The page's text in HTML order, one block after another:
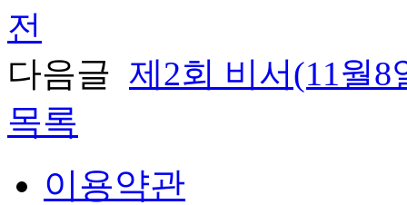
전
다음글 제2회 비서(11월
목록
이용약관